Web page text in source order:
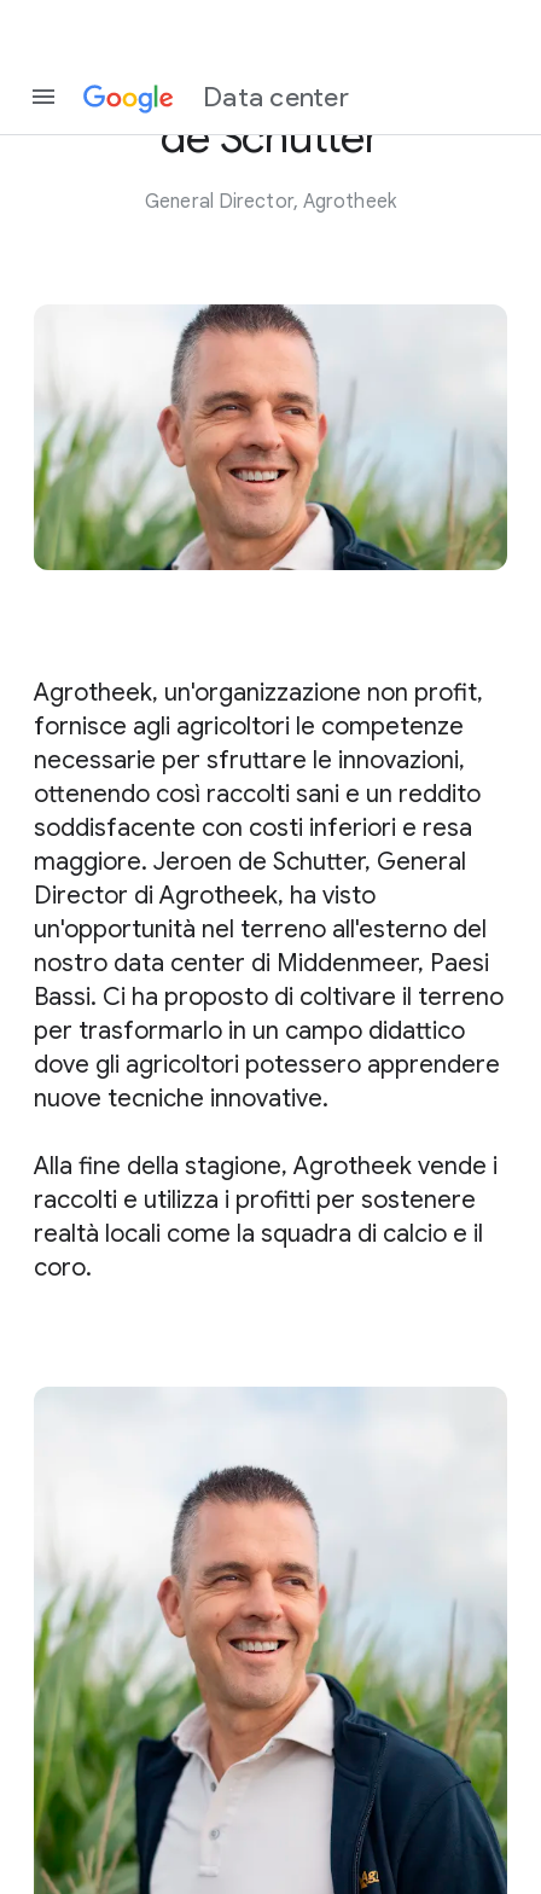
Data center
Ti presentiamo Jeroen
de Schutter
General Director, Agrotheek
Agrotheek, un'organizzazione non profit,
fornisce agli agricoltori le competenze
necessarie per sfruttare le innovazioni,
ottenendo così raccolti sani e un reddito
soddisfacente con costi inferiori e resa
maggiore. Jeroen de Schutter, General
Director di Agrotheek, ha visto
un'opportunità nel terreno all'esterno del
nostro data center di Middenmeer, Paesi
Bassi. Ci ha proposto di coltivare il terreno
per trasformarlo in un campo didattico
dove gli agricoltori potessero apprendere
nuove tecniche innovative.
Alla fine della stagione, Agrotheek vende i
raccolti e utilizza i profitti per sostenere
realtà locali come la squadra di calcio e il
coro.